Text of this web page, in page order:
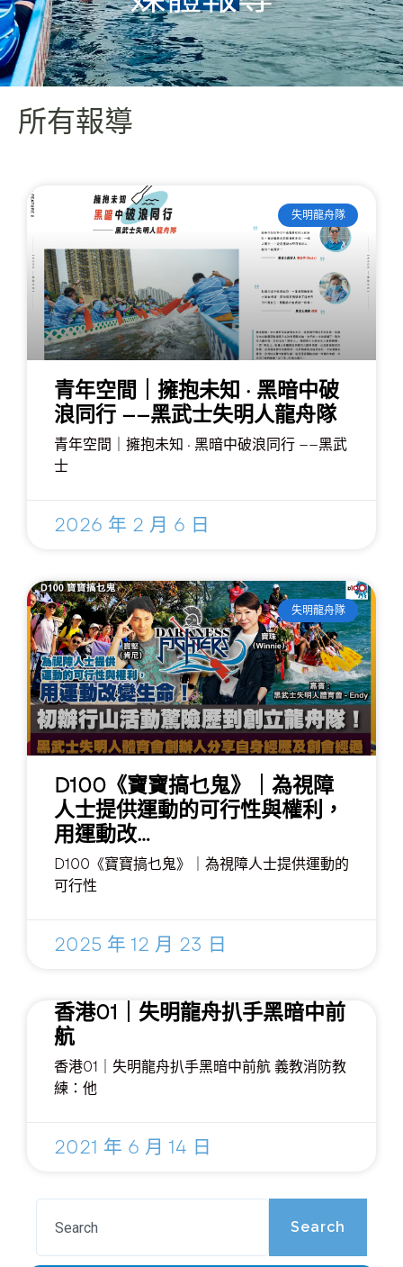
所有報導
失明龍舟隊
青年空間｜擁抱未知 · 黑暗中破
浪同行 ——黑武士失明人龍舟隊
青年空間｜擁抱未知 · 黑暗中破浪同行 ——黑武
士
2026 年 2 月 6 日
失明龍舟隊
D100《寶寶搞乜鬼》｜為視障
人士提供運動的可行性與權利，
用運動改…
D100《寶寶搞乜鬼》｜為視障人士提供運動的
可行性
2025 年 12 月 23 日
香港01｜失明龍舟扒手黑暗中前
航
香港01｜失明龍舟扒手黑暗中前航 義教消防教
練：他
2021 年 6 月 14 日
Search